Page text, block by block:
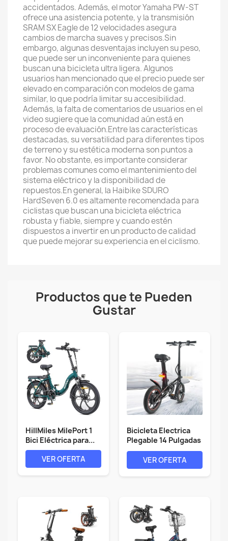
accidentados. Además, el motor Yamaha PW-ST
ofrece una asistencia potente, y la transmisión
SRAM SX Eagle de 12 velocidades asegura
cambios de marcha suaves y precisos.Sin
embargo, algunas desventajas incluyen su peso,
que puede ser un inconveniente para quienes
buscan una bicicleta ultra ligera. Algunos
usuarios han mencionado que el precio puede ser
elevado en comparación con modelos de gama
similar, lo que podría limitar su accesibilidad.
Además, la falta de comentarios de usuarios en el
video sugiere que la comunidad aún está en
proceso de evaluación.Entre las características
destacadas, su versatilidad para diferentes tipos
de terreno y su estética moderna son puntos a
favor. No obstante, es importante considerar
problemas comunes como el mantenimiento del
sistema eléctrico y la disponibilidad de
repuestos.En general, la Haibike SDURO
HardSeven 6.0 es altamente recomendada para
ciclistas que buscan una bicicleta eléctrica
robusta y fiable, siempre y cuando estén
dispuestos a invertir en un producto de calidad
que puede mejorar su experiencia en el ciclismo.
Productos que te Pueden
Gustar
HillMiles MilePort 1
Bici Eléctrica para...
VER OFERTA
Bicicleta Electrica
Plegable 14 Pulgadas
- Bici...
VER OFERTA